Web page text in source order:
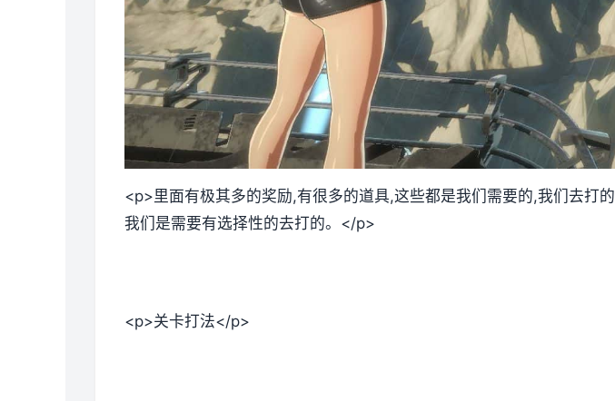
<p>里面有极其多的奖励,有很多的道具,这些都是我们需要的,我们去打
我们是需要有选择性的去打的。</p>
<p>关卡打法</p>